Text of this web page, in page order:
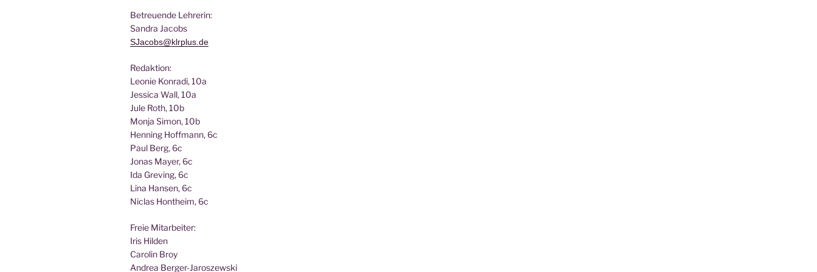
Betreu­en­de Lehrerin:
San­dra Jacobs
SJacobs@klrplus.de
Redak­ti­on:
Leo­nie Kon­ra­di, 10a
Jes­si­ca Wall, 10a
Jule Roth, 10b
Mon­ja Simon, 10b
Hen­ning Hoff­mann, 6c
Paul Berg, 6c
Jonas May­er, 6c
Ida Gre­ving, 6c
Lina Han­sen, 6c
Nic­las Hont­heim, 6c
Freie Mit­ar­bei­ter:
Iris Hilden
Caro­lin Broy
Andrea Berger-Jaroszewski